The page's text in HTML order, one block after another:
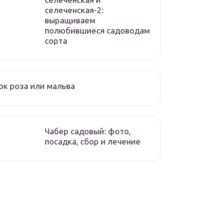
селеченская-2:
выращиваем
полюбившиеся садоводам
сорта
роза или мальва
Чабер садовый: фото,
посадка, сбор и лечение